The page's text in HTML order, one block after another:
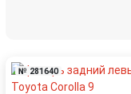
№ 281640